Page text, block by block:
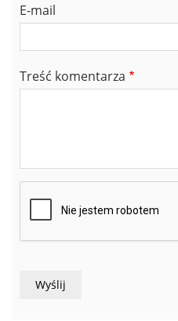
E-mail
Treść komentarza